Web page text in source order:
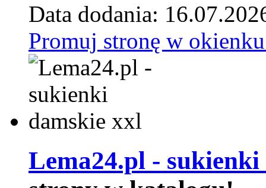
Data dodania:
Promuj stronę w
Lema24.pl -